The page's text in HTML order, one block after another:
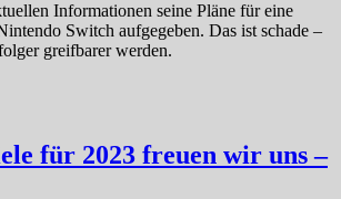
Informationen seine Pläne für eine
Switch aufgegeben. Das ist schade –
greifbarer werden.
für 2023 freuen wir uns –